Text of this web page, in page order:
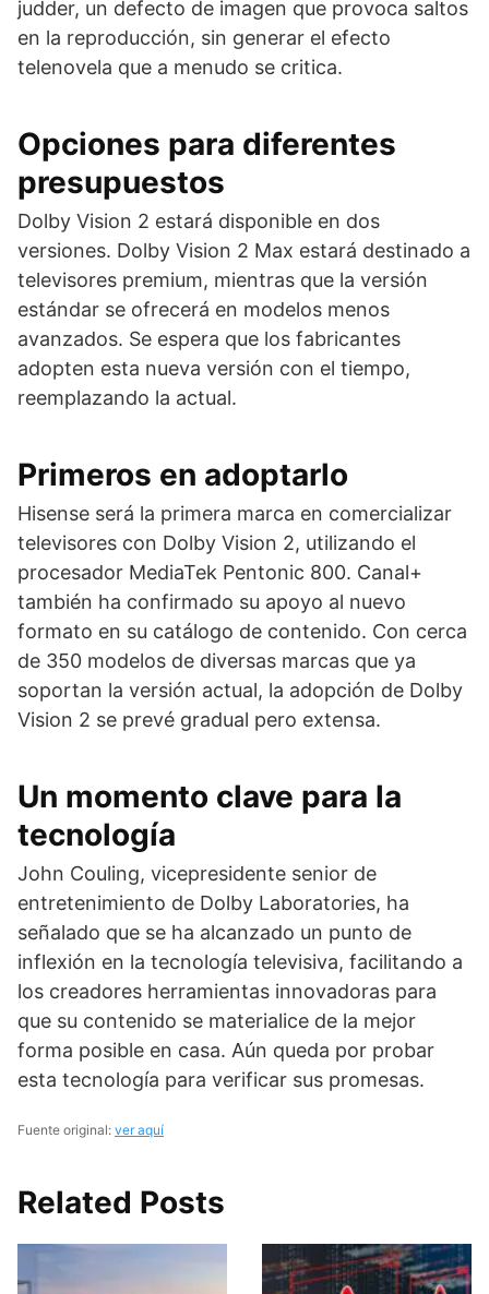
judder, un defecto de imagen que provoca saltos
en la reproducción, sin generar el efecto
telenovela que a menudo se critica.
Opciones para diferentes
presupuestos
Dolby Vision 2 estará disponible en dos
versiones. Dolby Vision 2 Max estará destinado a
televisores premium, mientras que la versión
estándar se ofrecerá en modelos menos
avanzados. Se espera que los fabricantes
adopten esta nueva versión con el tiempo,
reemplazando la actual.
Primeros en adoptarlo
Hisense será la primera marca en comercializar
televisores con Dolby Vision 2, utilizando el
procesador MediaTek Pentonic 800. Canal+
también ha confirmado su apoyo al nuevo
formato en su catálogo de contenido. Con cerca
de 350 modelos de diversas marcas que ya
soportan la versión actual, la adopción de Dolby
Vision 2 se prevé gradual pero extensa.
Un momento clave para la
tecnología
John Couling, vicepresidente senior de
entretenimiento de Dolby Laboratories, ha
señalado que se ha alcanzado un punto de
inflexión en la tecnología televisiva, facilitando a
los creadores herramientas innovadoras para
que su contenido se materialice de la mejor
forma posible en casa. Aún queda por probar
esta tecnología para verificar sus promesas.
Fuente original: ver aquí
Related Posts